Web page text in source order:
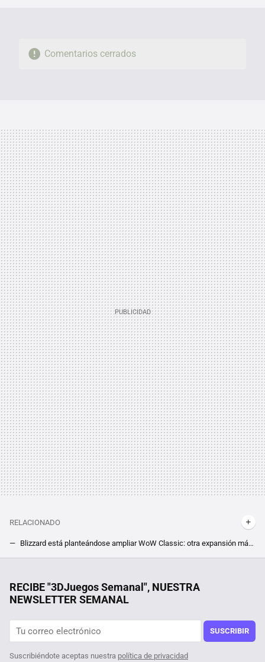
Comentarios cerrados
RELACIONADO
Blizzard está planteándose ampliar WoW Classic: otra expansión más puede estar en camino a la versión alternativa del MMORPG
RECIBE "3DJuegos Semanal", NUESTRA
NEWSLETTER SEMANAL
SUSCRIBIR
Suscribiéndote aceptas nuestra política de privacidad